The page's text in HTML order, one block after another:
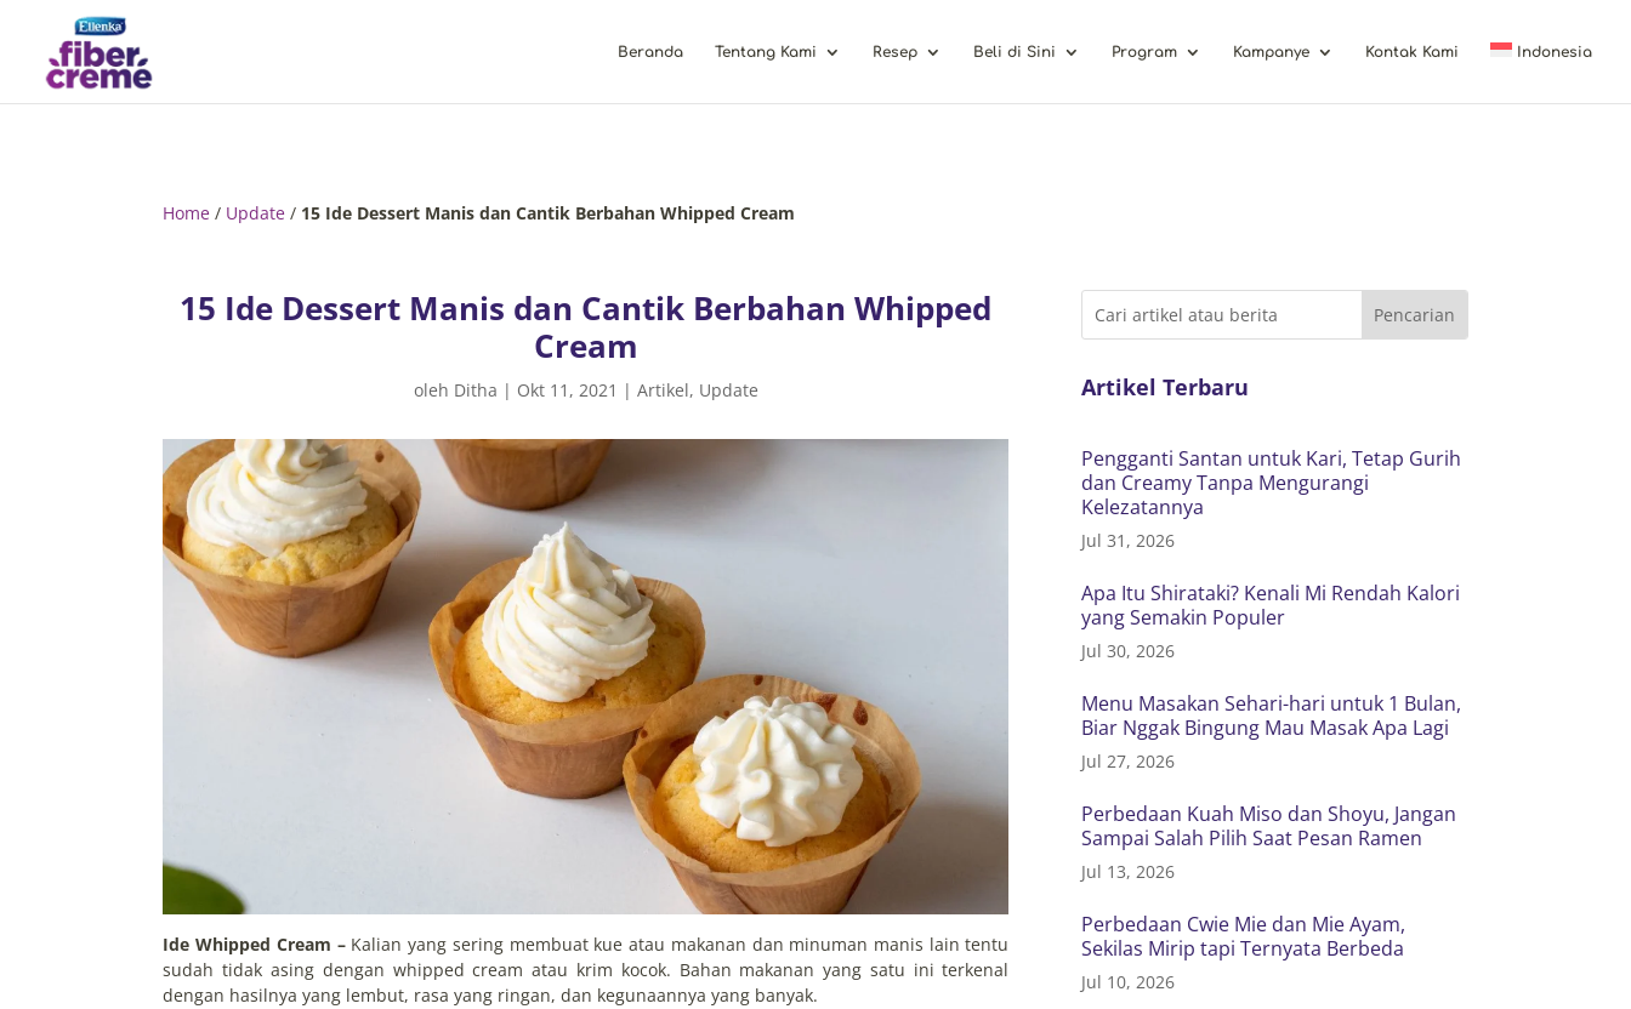
Beranda Tentang Kami Resep Beli di Sini Program Kampanye Kontak Kami Indonesia
Home / Update / 15 Ide Dessert Manis dan Cantik Berbahan Whipped Cream
15 Ide Dessert Manis dan Cantik Berbahan Whipped
Cream
oleh Ditha | Okt 11, 2021 | Artikel, Update
Ide Whipped Cream – Kalian yang sering membuat kue atau makanan dan minuman manis lain tentu
sudah tidak asing dengan whipped cream atau krim kocok. Bahan makanan yang satu ini terkenal
dengan hasilnya yang lembut, rasa yang ringan, dan kegunaannya yang banyak.
Artikel Terbaru
Pengganti Santan untuk Kari, Tetap Gurih
dan Creamy Tanpa Mengurangi
Kelezatannya
Jul 31, 2026
Apa Itu Shirataki? Kenali Mi Rendah Kalori
yang Semakin Populer
Jul 30, 2026
Menu Masakan Sehari-hari untuk 1 Bulan,
Biar Nggak Bingung Mau Masak Apa Lagi
Jul 27, 2026
Perbedaan Kuah Miso dan Shoyu, Jangan
Sampai Salah Pilih Saat Pesan Ramen
Jul 13, 2026
Perbedaan Cwie Mie dan Mie Ayam,
Sekilas Mirip tapi Ternyata Berbeda
Jul 10, 2026